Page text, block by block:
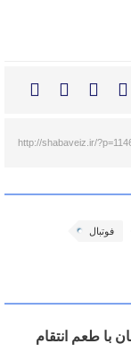
http://shabaveiz.ir/
فوتبال
با طعم انتقام